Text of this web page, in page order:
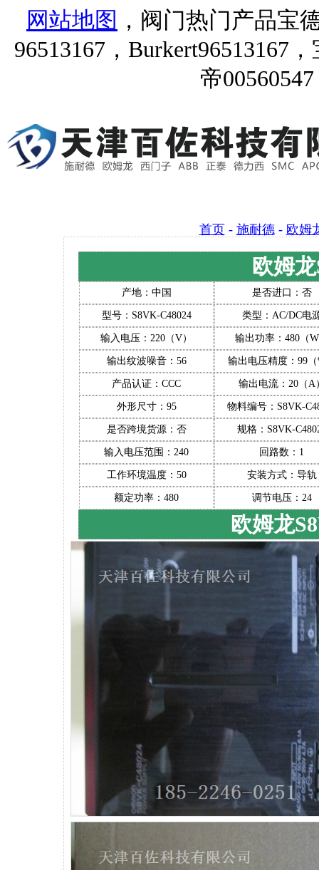
网站地图 ，阀门热门产品宝
96513167，Burkert96513167
帝
首页- 施耐德- 欧姆
欧姆
产地：中国 是否进口：否
型号：S8VK-C48024 类型：AC/DC电
输入电压：220（V） 输出功率：480（
输出纹波噪音：56 输出电压精度：99
产品认证：CCC 输出电流：20（A
外形尺寸：95 物料编号：S8VK-
是否跨境货源：否 规格：S8VK-
输入电压范围：240 回路数：1
工作环境温度：50 安装方式：导轨
额定功率：480 调节电压：24
欧姆龙